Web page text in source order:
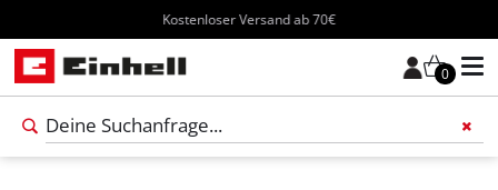
Kostenloser Versand ab 70€
0